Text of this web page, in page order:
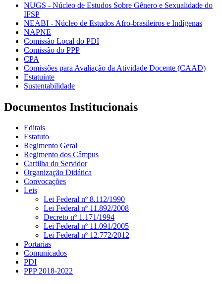
NUGS - Núcleo de Estudos Sobre Gênero e Sexualidade do
IFSP
NEABI - Núcleo de Estudos Afro-brasileiros e Indígenas
NAPNE
Comissão Local do PDI
Comissão do PPP
CPA
Comissões para Avaliação da Atividade Docente (CAAD)
Estatuinte
Sustentabilidade
Documentos Institucionais
Editais
Estatuto
Regimento Geral
Regimento dos Câmpus
Cartilha do Servidor
Organização Didática
Convocações
Leis
Lei Federal nº 8.112/1990
Lei Federal nº 11.892/2008
Decreto nº 1.171/1994
Lei Federal nº 11.091/2005
Lei Federal nº 12.772/2012
Portarias
Comunicados
PDI
PPP 2018-2022